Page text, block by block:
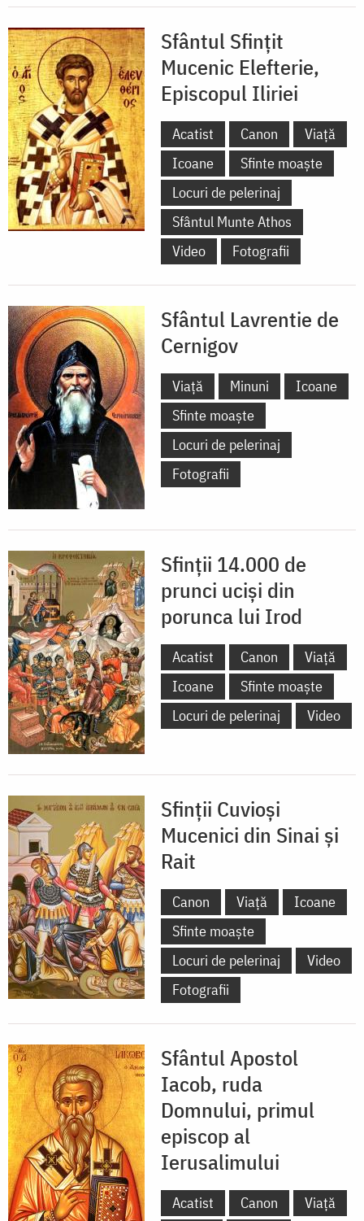
Sfântul Sfințit
Mucenic Elefterie,
Episcopul Iliriei
Acatist Canon
Viață
Icoane
Sfinte moaște
Locuri de pelerinaj
Sfântul Munte Athos
Video
Fotografii
Sfântul Lavrentie de
Cernigov
Viață Minuni
Icoane
Sfinte moaște
Locuri de pelerinaj
Fotografii
Sfinții 14.000 de
prunci uciși din
porunca lui Irod
Acatist Canon
Viață
Icoane
Sfinte moaște
Locuri de pelerinaj
Video
Sfinții Cuvioși
Mucenici din Sinai și
Rait
Canon Viață
Icoane
Sfinte moaște
Locuri de pelerinaj
Video
Fotografii
Sfântul Apostol
Iacob, ruda
Domnului, primul
episcop al
Ierusalimului
Acatist Canon
Viață